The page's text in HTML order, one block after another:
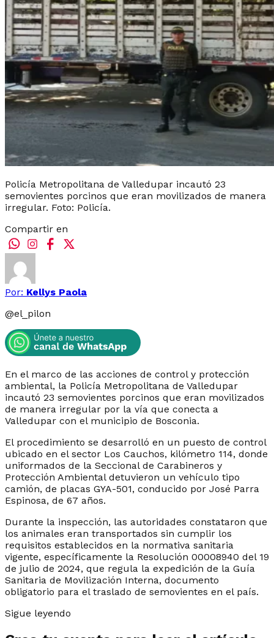
Policía Metropolitana de Valledupar incautó 23
semovientes porcinos que eran movilizados de manera
irregular. Foto: Policía.
Compartir en
Por: Kellys Paola
@el_pilon
En el marco de las acciones de control y protección
ambiental, la Policía Metropolitana de Valledupar
incautó 23 semovientes porcinos que eran movilizados
de manera irregular por la vía que conecta a
Valledupar con el municipio de Bosconia.
El procedimiento se desarrolló en un puesto de control
ubicado en el sector Los Cauchos, kilómetro 114, donde
uniformados de la Seccional de Carabineros y
Protección Ambiental detuvieron un vehículo tipo
camión, de placas GYA-501, conducido por José Parra
Espinosa, de 67 años.
Durante la inspección, las autoridades constataron que
los animales eran transportados sin cumplir los
requisitos establecidos en la normativa sanitaria
vigente, específicamente la Resolución 00008940 del 19
de julio de 2024, que regula la expedición de la Guía
Sanitaria de Movilización Interna, documento
obligatorio para el traslado de semovientes en el país.
Sigue leyendo